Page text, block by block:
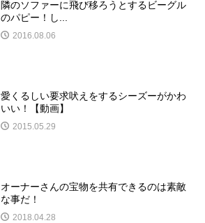
隣のソファーに飛び移ろうとするビーグル
のパピー！し...
2016.08.06
愛くるしい要求吠えをするシーズーがかわ
いい！【動画】
2015.05.29
オーナーさんの宝物を共有できるのは素敵
な事だ！
2018.04.28